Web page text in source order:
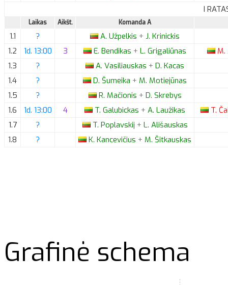
I
Laikas Aikšt. Komanda A
1.1 ? A. Užpelkis + J. Krinickis
1.2
1d. 13:00 3 E. Bendikas + L. Grigaliūnas M.
1.3
? A. Vasiliauskas + D. Kacas
1.4
? D. Šumeika + M. Motiejūnas
1.5
? R. Mačionis + D. Skrebys
1.6
1d. 13:00 4 T. Galubickas + A. Laužikas T.
1.7
? T. Poplavskij + L. Ališauskas
1.8
? K. Kancevičius + M. Šitkauskas
Grafinė schema